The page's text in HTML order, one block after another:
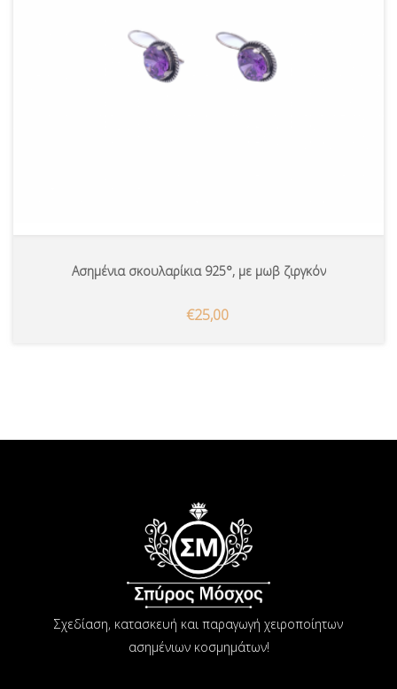
Ασημένια σκουλαρίκια 925°, με μωβ ζιργκόν
€25,00
Σχεδίαση, κατασκευή και παραγωγή χειροποίητων
ασημένιων κοσμημάτων!